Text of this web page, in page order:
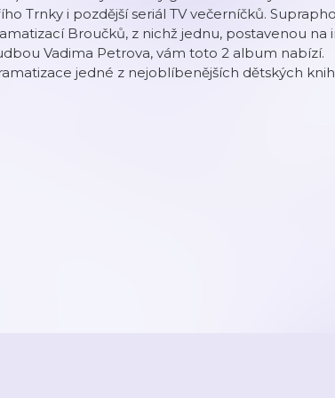
Trnky i pozdější seriál TV večerníčků.
Broučků, z nichž jednu, postavenou
Vadima Petrova, vám toto 2 album nabízí.
jedné z nejoblíbenějších dětských